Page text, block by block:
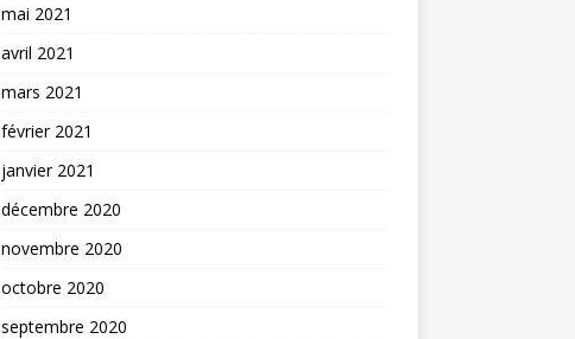
mai 2021
avril 2021
mars 2021
février 2021
janvier 2021
décembre 2020
novembre 2020
octobre 2020
septembre 2020